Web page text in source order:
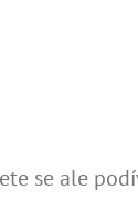
se ale